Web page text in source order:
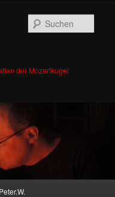
der Mozartkugel